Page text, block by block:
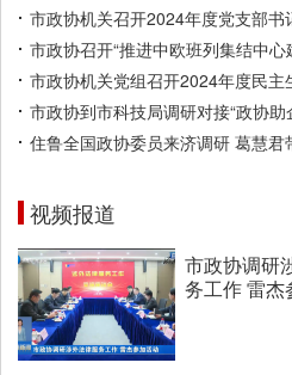
市政协机关召开2024年度党支部书
市政协召开“推进中欧班列集结中心
市政协机关党组召开2024年度民主
市政协到市科技局调研对接“政协助
住鲁全国政协委员来济调研 葛慧君
视频报道
市政协调研
务工作 雷杰